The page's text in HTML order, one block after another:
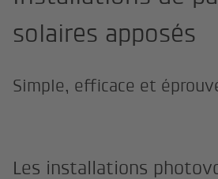
solaires apposés
Simple, efficace et
Les installations